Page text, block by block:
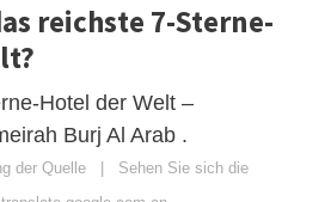
reichste 7-Sterne-
Hotel der Welt –
Burj Al Arab .
der Quelle | Sehen Sie sich die